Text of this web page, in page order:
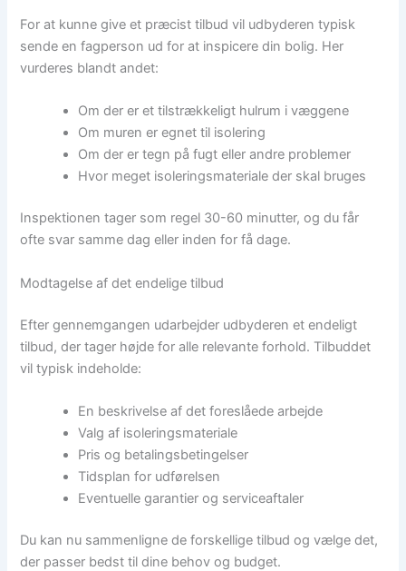
For at kunne give et præcist tilbud vil udbyderen typisk
sende en fagperson ud for at inspicere din bolig. Her
vurderes blandt andet:
Om der er et tilstrækkeligt hulrum i væggene
Om muren er egnet til isolering
Om der er tegn på fugt eller andre problemer
Hvor meget isoleringsmateriale der skal bruges
Inspektionen tager som regel 30-60 minutter, og du får
ofte svar samme dag eller inden for få dage.
Modtagelse af det endelige tilbud
Efter gennemgangen udarbejder udbyderen et endeligt
tilbud, der tager højde for alle relevante forhold. Tilbuddet
vil typisk indeholde:
En beskrivelse af det foreslåede arbejde
Valg af isoleringsmateriale
Pris og betalingsbetingelser
Tidsplan for udførelsen
Eventuelle garantier og serviceaftaler
Du kan nu sammenligne de forskellige tilbud og vælge det,
der passer bedst til dine behov og budget.